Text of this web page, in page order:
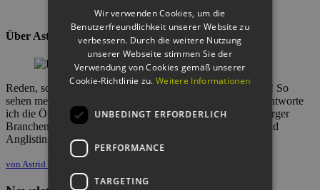
Über Astrid Dose
Reden, schreiben und organisieren – und das mit viel Spaß! So
sehen meine Tage beim EEHH-Cluster aus. Seit 2011 verantworte
ich die Öffentlichkeitsarbeit und das Marketing des Hamburger
Branchennetzwerkes. Von Haus aus bin ich Historikerin und
Anglistin, mit einem großen Faible für technische Themen.
von Astrid Dose
GERMAN
Wir verwenden Cookies, um die
Benutzerfreundlichkeit unserer Website zu
verbessern. Durch die weitere Nutzung
unserer Webseite stimmen Sie der
Verwendung von Cookies gemäß unserer
Cookie-Richtlinie zu. Weitere Informationen
UNBEDINGT ERFORDERLICH
PERFORMANCE
TARGETING